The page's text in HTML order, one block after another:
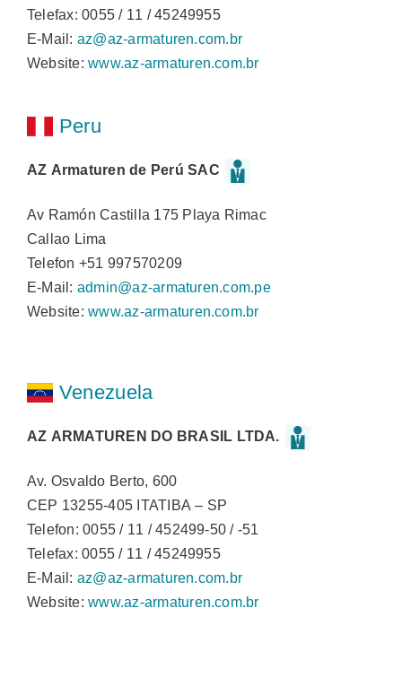
Telefax: 0055 / 11 / 45249955
E-Mail: az@az-armaturen.com.br
Website:www.az-armaturen.com.br
Peru
AZ Armaturen de Perú SAC
Av Ramón Castilla 175 Playa Rimac
Callao Lima
Telefon +51 997570209
E-Mail: admin@az-armaturen.com.pe
Website:www.az-armaturen.com.br
Venezuela
AZ ARMATUREN DO BRASIL LTDA.
Av. Osvaldo Berto, 600
CEP 13255-405 ITATIBA – SP
Telefon: 0055 / 11 / 452499-50 / -51
Telefax: 0055 / 11 / 45249955
E-Mail: az@az-armaturen.com.br
Website:www.az-armaturen.com.br